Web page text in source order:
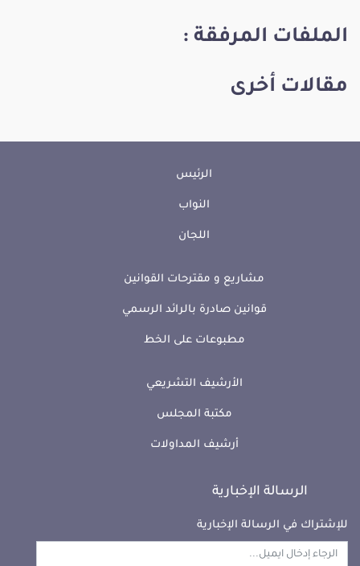
الملفات المرفقة :
مقالات أخرى
الرئيس
النواب
اللجان
مشاريع و مقترحات القوانين
قوانين صادرة بالرائد الرسمي
مطبوعات على الخط
الأرشيف التشريعي
مكتبة المجلس
أرشيف المداولات
الرسالة الإخبارية
للإشتراك في الرسالة الإخبارية